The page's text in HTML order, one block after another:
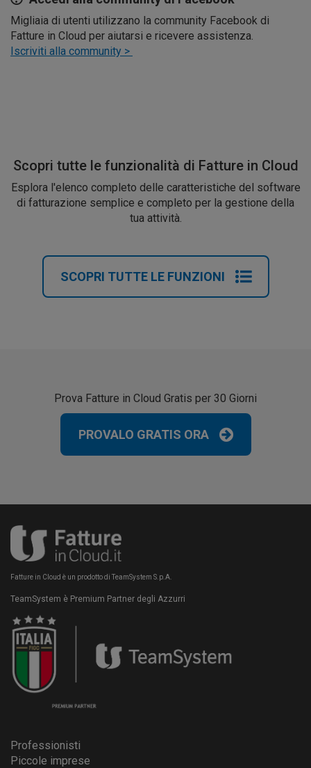
Migliaia di utenti utilizzano la community Facebook di
Fatture in Cloud per aiutarsi e ricevere assistenza.
Iscriviti alla community >
Scopri tutte le funzionalità di Fatture in Cloud
Esplora l'elenco completo delle caratteristiche del software
di fatturazione semplice e completo per la gestione della
tua attività.
SCOPRI TUTTE LE FUNZIONI
Prova Fatture in Cloud Gratis per 30 Giorni
PROVALO GRATIS ORA
Fatture in Cloud è un prodotto di TeamSystem S.p.A.
TeamSystem è Premium Partner degli Azzurri
Professionisti
Piccole imprese